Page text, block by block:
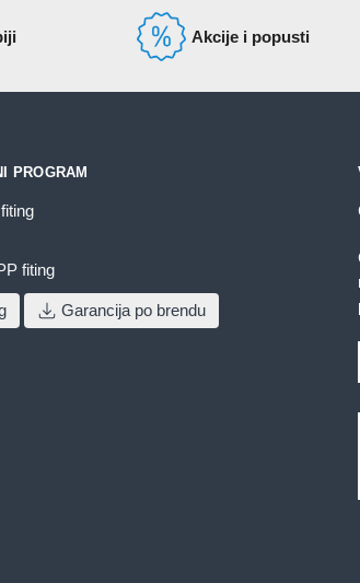
Akcije i popusti
PROGRAM
fiting
Garancija po brendu